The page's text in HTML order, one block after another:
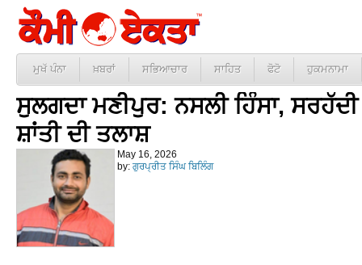
ਮੁਖੱ ਪੰਨਾ ਖ਼ਬਰਾਂ ਸਭਿਆਚਾਰ ਸਾਹਿਤ ਫੋਟੋ ਹੁਕਮਨਾਮਾ
ਸੁਲਗਦਾ ਮਣੀਪੁਰ: ਨਸਲੀ ਹਿੰਸਾ,
ਸ਼ਾਂਤੀ ਦੀ ਤਲਾਸ਼
May 16, 2026
by: ਗੁਰਪ੍ਰੀਤ ਸਿੰਘ ਬਿਲਿੰਗ